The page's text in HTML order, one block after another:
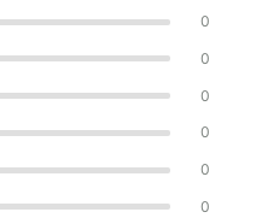
0
0
0
0
0
0